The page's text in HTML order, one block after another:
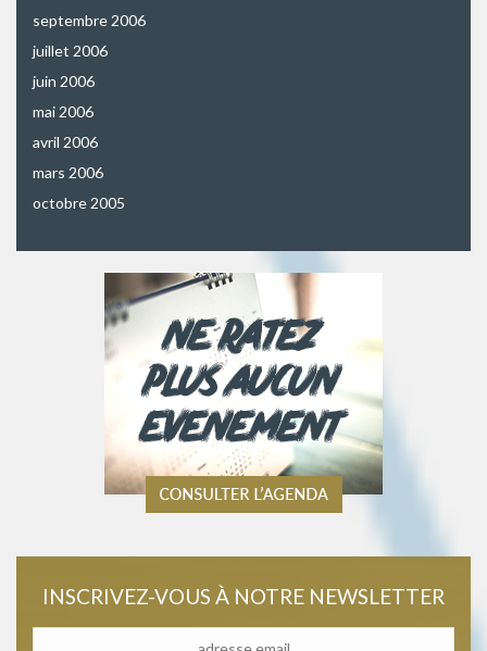
septembre 2006
juillet 2006
juin 2006
mai 2006
avril 2006
mars 2006
octobre 2005
INSCRIVEZ-VOUS À NOTRE NEWSLETTER